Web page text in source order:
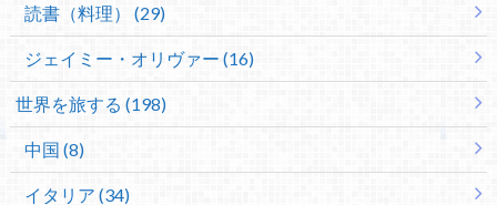
読書（料理） (29)
ジェイミー・オリヴァー (16)
世界を旅する (198)
中国 (8)
イタリア (34)